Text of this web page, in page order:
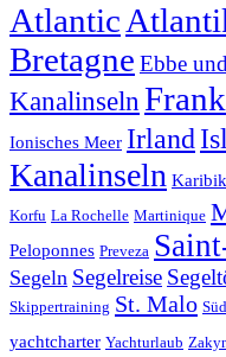
Atlantic
Bretagne Ebbe
Kanalinseln
Ionisches Meer Irland
Kanalinseln Karibik
Korfu La Rochelle Martinique
Peloponnes Preveza
Segeln Segelreise
Skippertraining St. Malo
yachtcharter Yachturlaub